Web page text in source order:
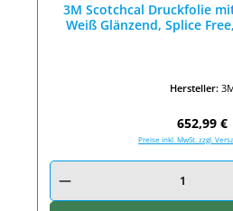
3M Scotchcal Druckfolie
Weiß Glänzend, Splice
Hersteller:
652,99 €
Preise inkl. MwSt. zzgl.
Produkt Anzahl: Gib den